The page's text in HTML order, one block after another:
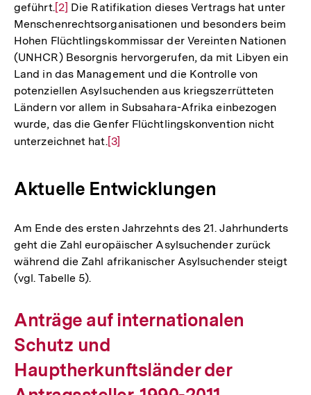
geführt.Zur
Auflösung
der
Fußnote
[2] Die Ratifikation dieses Vertrags hat unter
Menschenrechtsorganisationen und besonders beim
Hohen Flüchtlingskommissar der Vereinten Nationen
(UNHCR) Besorgnis hervorgerufen, da mit Libyen ein
Land in das Management und die Kontrolle von
potenziellen Asylsuchenden aus kriegszerrütteten
Ländern vor allem in Subsahara-Afrika einbezogen
wurde, das die Genfer Flüchtlingskonvention nicht
unterzeichnet hat.Zur
Fußnote
[3]
Aktuelle Entwicklungen
Am Ende des ersten Jahrzehnts des 21. Jahrhunderts
geht die Zahl europäischer Asylsuchender zurück
während die Zahl afrikanischer Asylsuchender steigt
(vgl. Tabelle 5).
Anträge auf internationalen
Schutz und
Hauptherkunftsländer der